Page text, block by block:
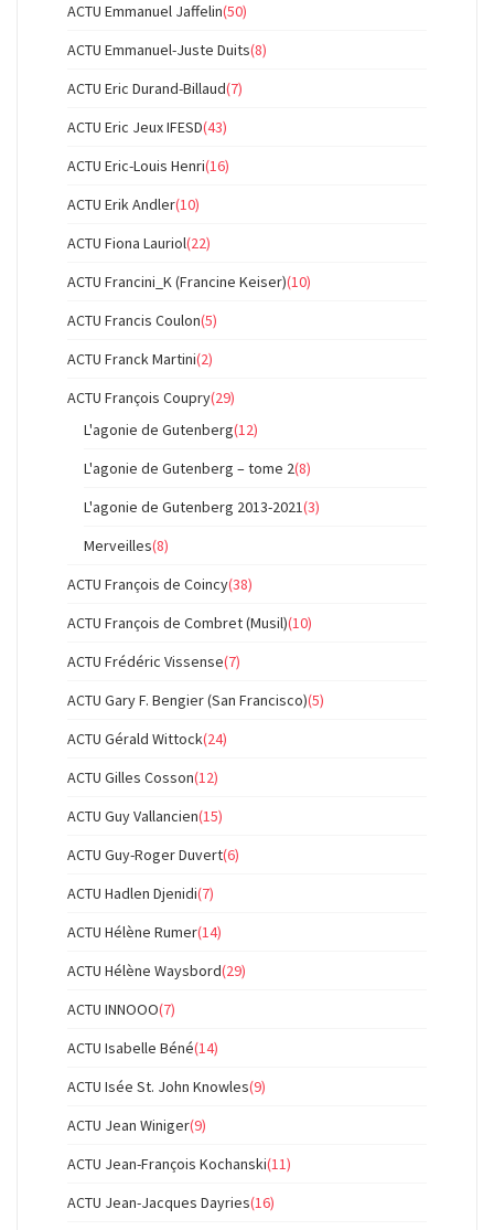
ACTU Emmanuel Jaffelin(50)
ACTU Emmanuel-Juste Duits(8)
ACTU Eric Durand-Billaud(7)
ACTU Eric Jeux IFESD(43)
ACTU Eric-Louis Henri(16)
ACTU Erik Andler(10)
ACTU Fiona Lauriol(22)
ACTU Francini_K (Francine Keiser)(10)
ACTU Francis Coulon(5)
ACTU Franck Martini(2)
ACTU François Coupry(29)
L'agonie de Gutenberg(12)
L'agonie de Gutenberg – tome 2(8)
L'agonie de Gutenberg 2013-2021(3)
Merveilles(8)
ACTU François de Coincy(38)
ACTU François de Combret (Musil)(10)
ACTU Frédéric Vissense(7)
ACTU Gary F. Bengier (San Francisco)(5)
ACTU Gérald Wittock(24)
ACTU Gilles Cosson(12)
ACTU Guy Vallancien(15)
ACTU Guy-Roger Duvert(6)
ACTU Hadlen Djenidi(7)
ACTU Hélène Rumer(14)
ACTU Hélène Waysbord(29)
ACTU INNOOO(7)
ACTU Isabelle Béné(14)
ACTU Isée St. John Knowles(9)
ACTU Jean Winiger(9)
ACTU Jean-François Kochanski(11)
ACTU Jean-Jacques Dayries(16)